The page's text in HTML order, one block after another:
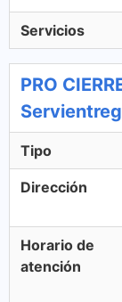
Servicios
PRO
Tipo
Dirección
Horario de
atención